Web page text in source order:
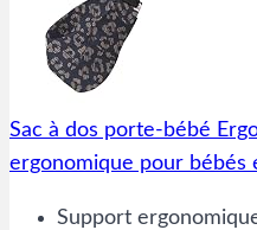
Sac à dos porte-bébé
ergonomique pour
Support